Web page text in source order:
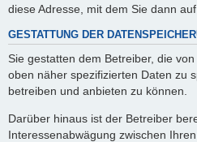
diese Adresse, mit dem Sie dann
GESTATTUNG DER
Sie gestatten dem Betreiber, die
oben näher spezifizierten Daten zu
betreiben und anbieten zu können.
Darüber hinaus ist der Betreiber
Interessenabwägung zwischen